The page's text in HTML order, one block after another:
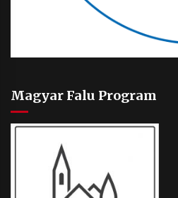
Magyar Falu Program